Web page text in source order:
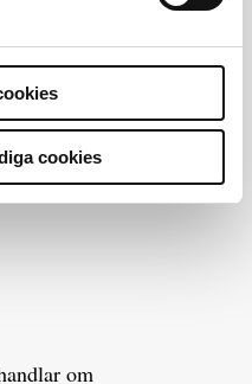
cookies
fel: ”Kommer
om